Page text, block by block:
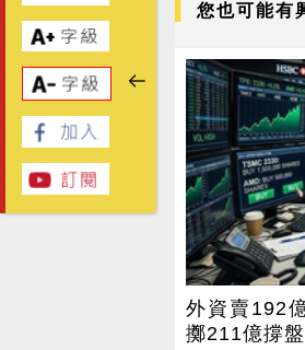
您也可能有
外資賣192
擲211億撐盤